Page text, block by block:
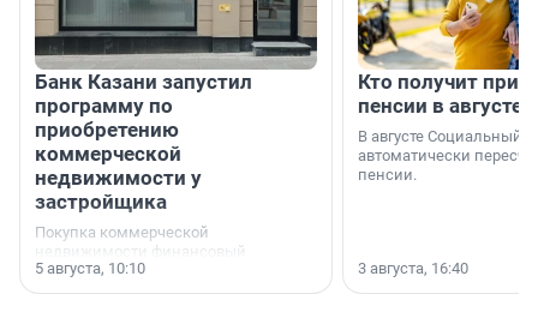
Банк Казани запустил
программу по
приобретению
коммерческой
недвижимости у
застройщика
Покупка коммерческой
недвижимости финансовый
инструмент, доступный для многих
предпринимателей. Будь то новый
5 августа, 10:10
Кто получит
пенсии в августе
В августе Социальный
автоматически
пенсии.
3 августа, 16:40